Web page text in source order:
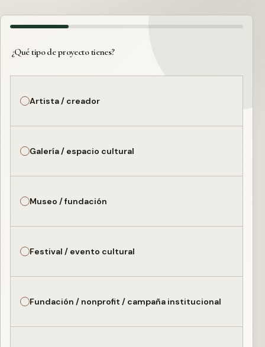
¿Qué tipo de proyecto tienes?
Artista / creador
Galería / espacio cultural
Museo / fundación
Festival / evento cultural
Fundación / nonprofit / campaña institucional